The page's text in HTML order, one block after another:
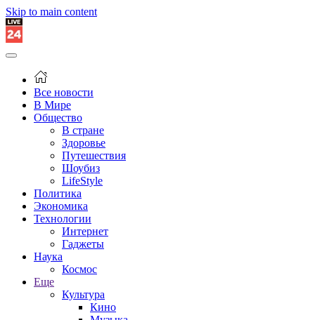
Skip to main content
Все новости
В Мире
Общество
В стране
Здоровье
Путешествия
Шоубиз
LifeStyle
Политика
Экономика
Технологии
Интернет
Гаджеты
Наука
Космос
Еще
Культура
Кино